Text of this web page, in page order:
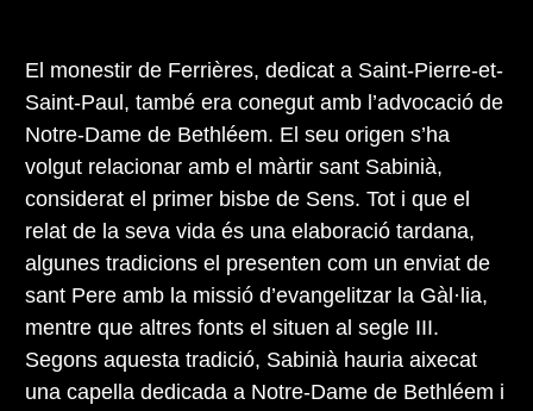
El monestir de Ferrières, dedicat a Saint-Pierre-et-
Saint-Paul, també era conegut amb l’advocació de
Notre-Dame de Bethléem. El seu origen s’ha
volgut relacionar amb el màrtir sant Sabinià,
considerat el primer bisbe de Sens. Tot i que el
relat de la seva vida és una elaboració tardana,
algunes tradicions el presenten com un enviat de
sant Pere amb la missió d’evangelitzar la Gàl·lia,
mentre que altres fonts el situen al segle III.
Segons aquesta tradició, Sabinià hauria aixecat
una capella dedicada a Notre-Dame de Bethléem i